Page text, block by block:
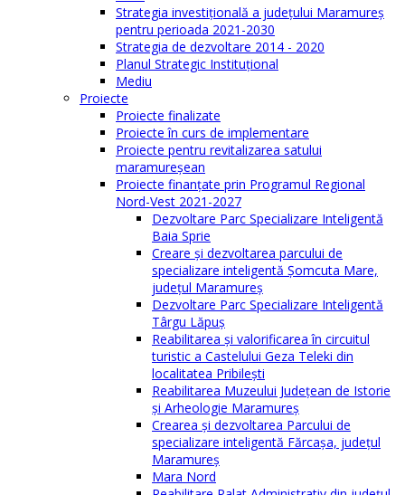
Strategia investiţională a județului Maramureș
pentru perioada 2021-2030
Strategia de dezvoltare 2014 - 2020
Planul Strategic Instituţional
Mediu
Proiecte
Proiecte finalizate
Proiecte în curs de implementare
Proiecte pentru revitalizarea satului
maramureşean
Proiecte finanțate prin Programul Regional
Nord-Vest 2021-2027
Dezvoltare Parc Specializare Inteligentă
Baia Sprie
Creare și dezvoltarea parcului de
specializare inteligentă Șomcuta Mare,
județul Maramureș
Dezvoltare Parc Specializare Inteligentă
Târgu Lăpuș
Reabilitarea și valorificarea în circuitul
turistic a Castelului Geza Teleki din
localitatea Pribilești
Reabilitarea Muzeului Județean de Istorie
și Arheologie Maramureș
Crearea și dezvoltarea Parcului de
specializare inteligentă Fărcașa, județul
Maramureș
Mara Nord